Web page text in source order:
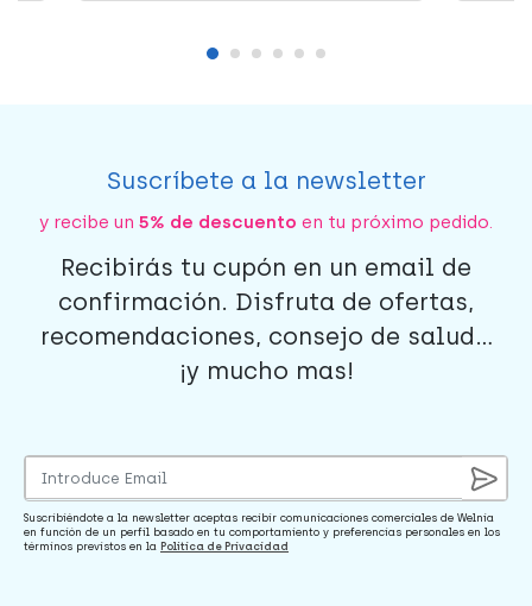
Suscríbete a la newsletter
y recibe un 5% de descuento en tu próximo pedido.
Recibirás tu cupón en un email de
confirmación. Disfruta de ofertas,
recomendaciones, consejo de salud...
¡y mucho mas!
Suscribiéndote a la newsletter aceptas recibir comunicaciones comerciales de Welnia
en función de un perfil basado en tu comportamiento y preferencias personales en los
términos previstos en la Política de Privacidad